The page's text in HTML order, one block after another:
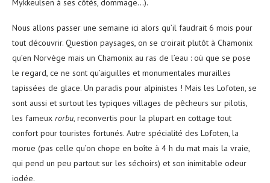
Mykkeulsen à ses côtés, dommage…).
Nous allons passer une semaine ici alors qu’il faudrait 6 mois pour
tout découvrir. Question paysages, on se croirait plutôt à Chamonix
qu’en Norvège mais un Chamonix au ras de l’eau : où que se pose
le regard, ce ne sont qu’aiguilles et monumentales murailles
tapissées de glace. Un paradis pour alpinistes ! Mais les Lofoten, se
sont aussi et surtout les typiques villages de pêcheurs sur pilotis,
les fameux rorbu, reconvertis pour la plupart en cottage tout
confort pour touristes fortunés. Autre spécialité des Lofoten, la
morue (pas celle qu’on chope en boîte à 4 h du mat mais la vraie,
qui pend un peu partout sur les séchoirs) et son inimitable odeur
iodée.